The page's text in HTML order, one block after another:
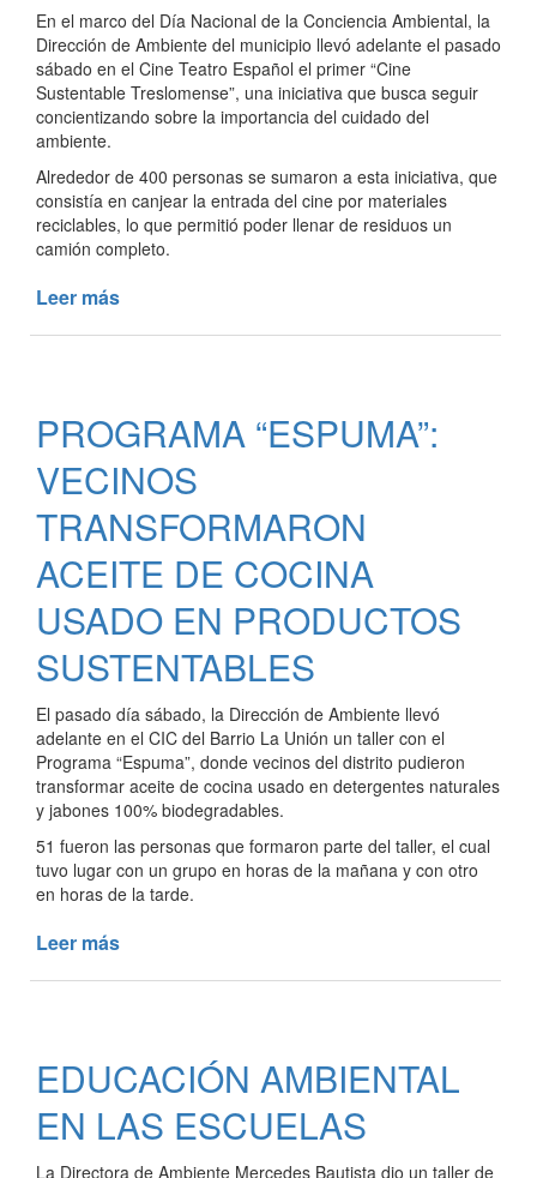
En el marco del Día Nacional de la Conciencia Ambiental, la
Dirección de Ambiente del municipio llevó adelante el pasado
sábado en el Cine Teatro Español el primer “Cine
Sustentable Treslomense”, una iniciativa que busca seguir
concientizando sobre la importancia del cuidado del
ambiente.
Alrededor de 400 personas se sumaron a esta iniciativa, que
consistía en canjear la entrada del cine por materiales
reciclables, lo que permitió poder llenar de residuos un
camión completo.
Leer más
TRESLOMENSE”
FUE
UN
ÉXITO
PROGRAMA “ESPUMA”:
VECINOS
TRANSFORMARON
ACEITE DE COCINA
USADO EN PRODUCTOS
SUSTENTABLES
El pasado día sábado, la Dirección de Ambiente llevó
adelante en el CIC del Barrio La Unión un taller con el
Programa “Espuma”, donde vecinos del distrito pudieron
transformar aceite de cocina usado en detergentes naturales
y jabones 100% biodegradables.
51 fueron las personas que formaron parte del taller, el cual
tuvo lugar con un grupo en horas de la mañana y con otro
en horas de la tarde.
Leer más
ACEITE
DE
COCINA
EDUCACIÓN AMBIENTAL
EN LAS ESCUELAS
La Directora de Ambiente Mercedes Bautista dio un taller de